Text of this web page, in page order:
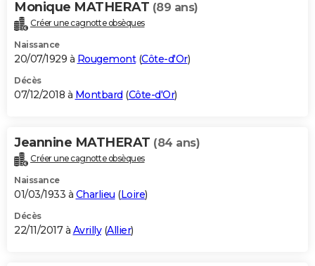
Monique MATHERAT (89 ans)
Créer une cagnotte obsèques
Naissance
20/07/1929 à Rougemont(Côte-d'Or)
Décès
07/12/2018 à Montbard (Côte-d'Or)
Jeannine MATHERAT (84 ans)
Créer une cagnotte obsèques
Naissance
01/03/1933 à Charlieu (Loire)
Décès
22/11/2017 à Avrilly(Allier)